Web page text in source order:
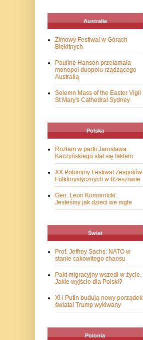
Australia
Zimowy Festiwal w Górach
Błękitnych
Pauline Hanson przełamała
monopol duopolu rządzącego
Australią
Solemn Mass of the Easter Vigil
St Mary's Cathedral Sydney
Polska
Rozłam w partii Jarosława
Kaczyńskiego stał się faktem
XX Polonijny Festiwal Zespołów
Folklorystycznych w Rzeszowie
Gen. Leon Komornicki:
Jesteśmy jak dzieci we mgle
Świat
Prof. Jeffrey Sachs: NATO w
stanie cakowitego chaosu
Pakt migracyjny wszedł w życie.
Jakie wyjście dla Polski?
Xi i Putin budują nowy porządek
świata! Trump wykiwany
Polonia